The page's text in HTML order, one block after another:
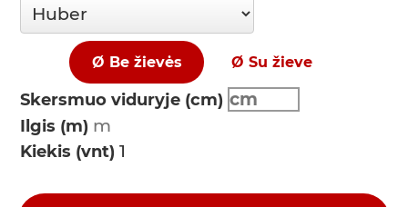
Ø Be žievės Ø Su žieve
Skersmuo viduryje (cm)
Ilgis (m)
Kiekis (vnt)